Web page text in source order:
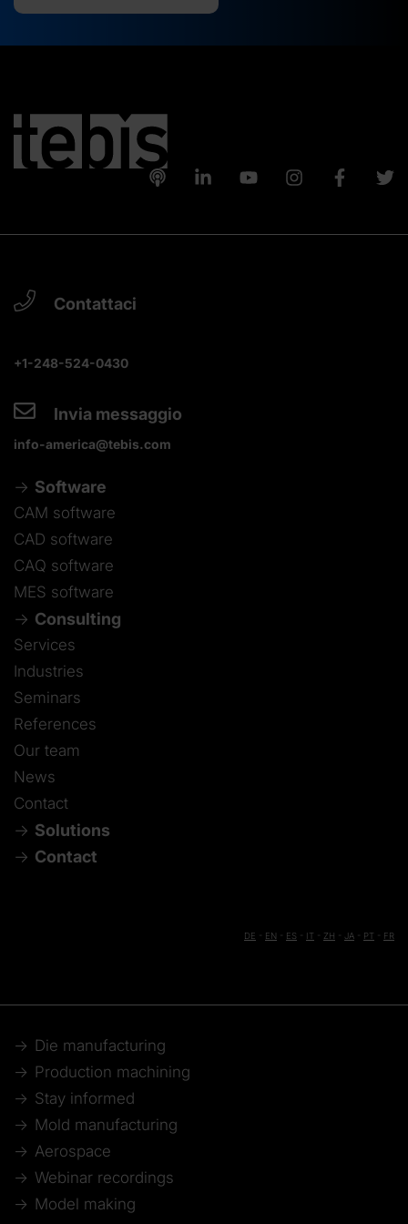
Contattaci
+1-248-524-0430
Invia messaggio
info-america@tebis.com
Software
CAM software
CAD software
CAQ software
MES software
Consulting
Services
Industries
Seminars
References
Our team
News
Contact
Solutions
Contact
DE EN ES IT ZH JA PT FR
Die manufacturing
Production machining
Stay informed
Mold manufacturing
Aerospace
Webinar recordings
Model making